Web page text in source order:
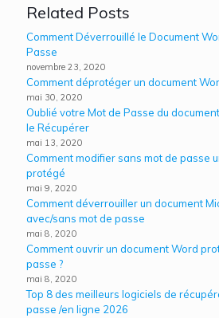
Related Posts
Comment Déverrouillé le Document
Passe
novembre 23, 2020
Comment déprotéger un document
mai 30, 2020
Oublié votre Mot de Passe du
le Récupérer
mai 13, 2020
Comment modifier sans mot de passe
protégé
mai 9, 2020
Comment déverrouiller un document
avec/sans mot de passe
mai 8, 2020
Comment ouvrir un document Word
passe ?
mai 8, 2020
Top 8 des meilleurs logiciels de
passe /en ligne 2026